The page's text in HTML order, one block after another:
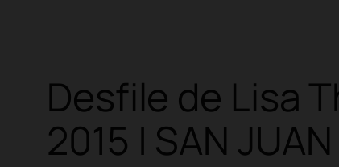
Desfile de Lisa
2015 | SAN